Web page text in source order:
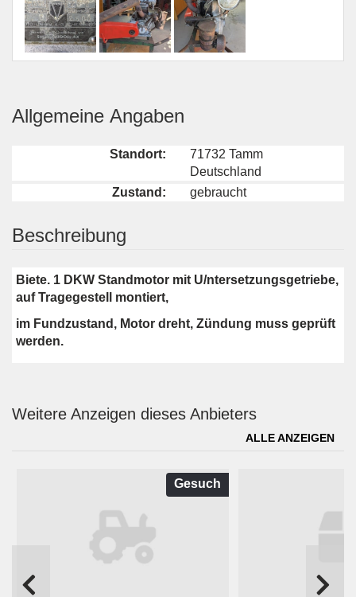
Allgemeine Angaben
Standort:
71732 Tamm
Deutschland
Zustand:
gebraucht
Beschreibung
Biete. 1 DKW Standmotor mit U/ntersetzungsgetriebe,
auf Tragegestell montiert,
im Fundzustand, Motor dreht, Zündung muss geprüft
werden.
Weitere Anzeigen dieses Anbieters
ALLE ANZEIGEN
Gesuch